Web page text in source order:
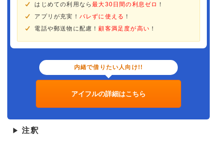
はじめての利用なら最大30日間の利息ゼロ ！
アプリが充実！ バレずに使える ！
電話や郵送物に配慮！ 顧客満足度が高い ！
内緒で借りたい人向け!!
アイフルの詳細はこちら
▶ 注釈